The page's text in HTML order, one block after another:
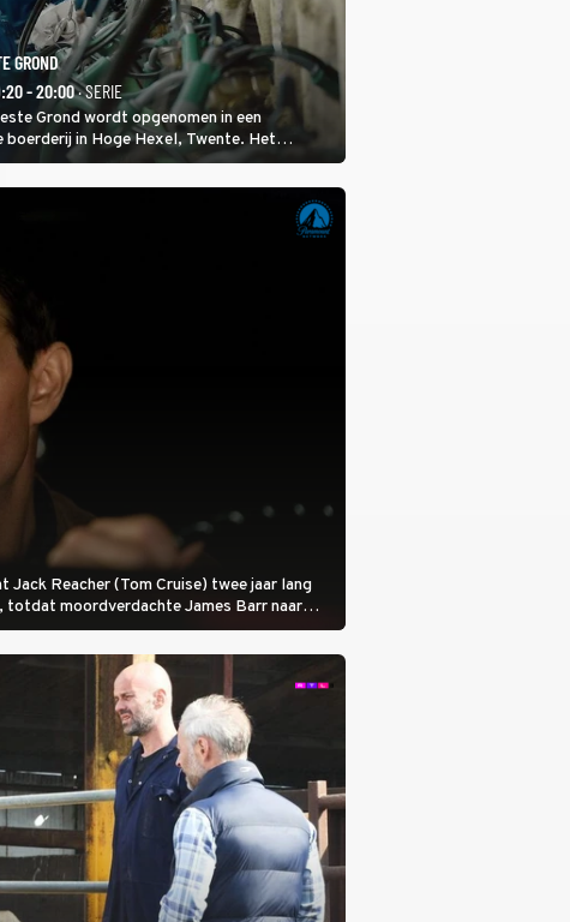
GROND
- 20:00· SERIE
Grond wordt opgenomen in een
boerderij in Hoge Hexel, Twente. Het
met 160 koeien moest sluiten, omdat het
Natura 2000-gebied ligt. In de serie heerst er
Reacher (Tom Cruise) twee jaar lang
totdat moordverdachte James Barr naar